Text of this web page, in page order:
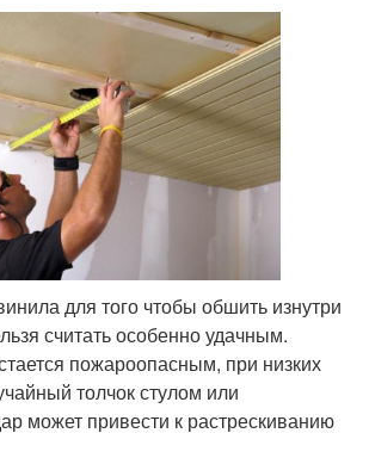
для того чтобы обшить изнутри
считать особенно удачным.
пожароопасным, при низких
толчок стулом или
может привести к растрескиванию